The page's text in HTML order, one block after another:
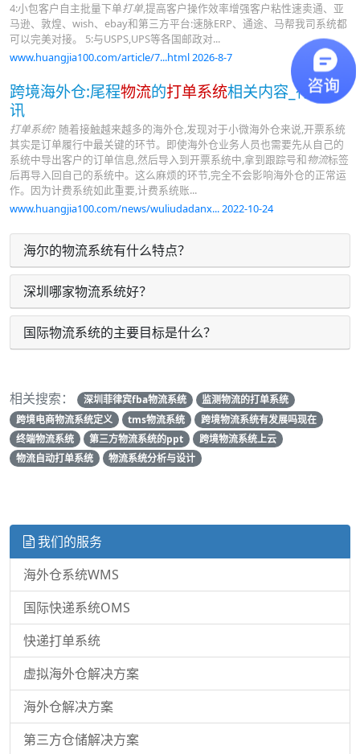
4:小包客户自主批量下单打单,提高客户操作效率增强客户粘性速卖通、亚
马逊、敦煌、wish、ebay和第三方平台:速脉ERP、通途、马帮我司系统都
可以完美对接。 5:与USPS,UPS等各国邮政对...
www.huangjia100.com/article/7...html 2026-8-7
跨境海外仓:尾程物流的打单系统相关内容_行业资
讯
打单系统? 随着接触越来越多的海外仓,发现对于小微海外仓来说,开票系统
其实是订单履行中最关键的环节。即使海外仓业务人员也需要先从自己的
系统中导出客户的订单信息,然后导入到开票系统中,拿到跟踪号和物流标签
后再导入回自己的系统中。这么麻烦的环节,完全不会影响海外仓的正常运
作。因为计费系统如此重要,计费系统账...
www.huangjia100.com/news/wuliudadanx... 2022-10-24
海尔的物流系统有什么特点？
深圳哪家物流系统好？
国际物流系统的主要目标是什么？
相关搜索： 深圳菲律宾fba物流系统
监测物流的打单系统
跨境电商物流系统定义
tms物流系统
跨境物流系统有发展吗现在
终端物流系统
第三方物流系统的ppt
跨境物流系统上云
物流自动打单系统
物流系统分析与设计
我们的服务
海外仓系统WMS
国际快递系统OMS
快递打单系统
虚拟海外仓解决方案
海外仓解决方案
第三方仓储解决方案